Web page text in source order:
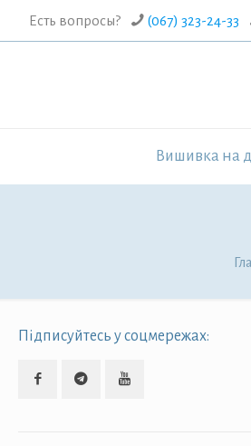
Есть вопросы? (067) 323-24-33
Вишивка на
Підписуйтесь у соцмережах: